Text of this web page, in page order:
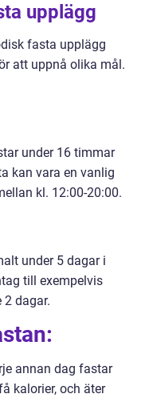
upplägg
fasta upplägg
att uppnå olika mål.
under 16 timmar
kan vara en vanlig
kl. 12:00-20:00.
under 5 dagar i
till exempelvis
2 dagar.
annan dag fastar
kalorier, och äter